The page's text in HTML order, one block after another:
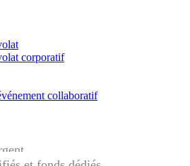
corporatif
collaboratif